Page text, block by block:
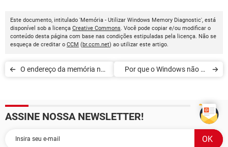
Este documento, intitulado 'Memória - Utilizar Windows Memory Diagnostic', está
disponível sob a licença Creative Commons. Você pode copiar e/ou modificar o
conteúdo desta página com base nas condições estipuladas pela licença. Não se
esqueça de creditar o CCM (br.ccm.net) ao utilizar este artigo.
O endereço da memória não
Por que o Windows não vê
ASSINE NOSSA NEWSLETTER!